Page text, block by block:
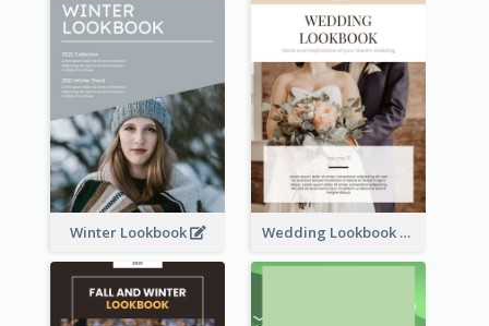
Winter Lookbook Wedding Lookbook